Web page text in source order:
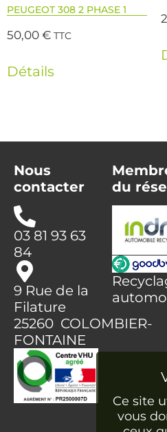
PEUGEOT 308 2 PHASE 1
50,00€ TTC
Détails
Nous
contacter
03 81 93 63
84
9 Rue de la
Filature
25260 COLOMBIER-
FONTAINE
du
Ce site
vous